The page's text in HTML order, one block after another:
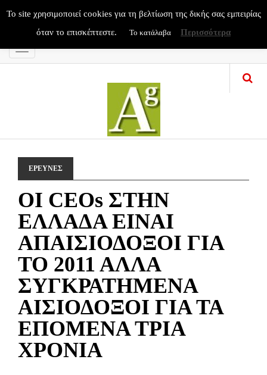
Menu
ΕΡΕΥΝΕΣ
OI CEOs ΣΤΗΝ
ΕΛΛΑΔΑ ΕΙΝΑΙ
ΑΠΑΙΣΙΟΔΟΞΟΙ ΓΙΑ
ΤΟ 2011 ΑΛΛΑ
ΣΥΓΚΡΑΤΗΜΕΝΑ
ΑΙΣΙΟΔΟΞΟΙ ΓΙΑ ΤΑ
ΕΠΟΜΕΝΑ ΤΡΙΑ
ΧΡΟΝΙΑ
To site χρησιμοποιεί cookies για τη βελτίωση της δικής σας εμπειρίας
όταν το επισκέπτεστε.
Το κατάλαβα Περισσότερα